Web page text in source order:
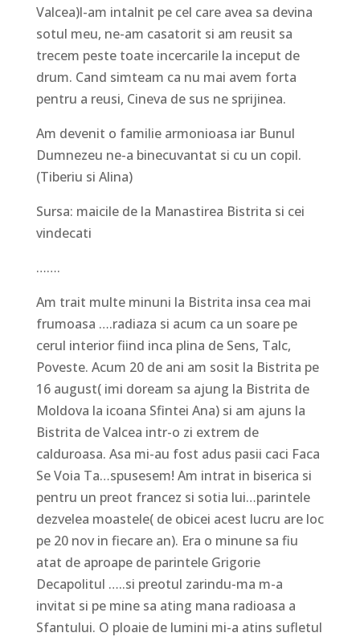
Valcea)l-am intalnit pe cel care avea sa devina
sotul meu, ne-am casatorit si am reusit sa
trecem peste toate incercarile la inceput de
drum. Cand simteam ca nu mai avem forta
pentru a reusi, Cineva de sus ne sprijinea.
Am devenit o familie armonioasa iar Bunul
Dumnezeu ne-a binecuvantat si cu un copil.
(Tiberiu si Alina)
Sursa: maicile de la Manastirea Bistrita si cei
vindecati
…….
Am trait multe minuni la Bistrita insa cea mai
frumoasa ….radiaza si acum ca un soare pe
cerul interior fiind inca plina de Sens, Talc,
Poveste. Acum 20 de ani am sosit la Bistrita pe
16 august( imi doream sa ajung la Bistrita de
Moldova la icoana Sfintei Ana) si am ajuns la
Bistrita de Valcea intr-o zi extrem de
calduroasa. Asa mi-au fost adus pasii caci Faca
Se Voia Ta…spusesem! Am intrat in biserica si
pentru un preot francez si sotia lui…parintele
dezvelea moastele( de obicei acest lucru are loc
pe 20 nov in fiecare an). Era o minune sa fiu
atat de aproape de parintele Grigorie
Decapolitul …..si preotul zarindu-ma m-a
invitat si pe mine sa ating mana radioasa a
Sfantului. O ploaie de lumini mi-a atins sufletul